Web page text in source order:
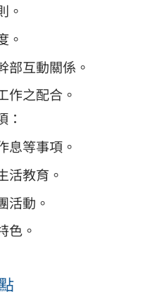
。
。
部互動關係。
作之配合。
息等事項。
活教育。
活動。
色。